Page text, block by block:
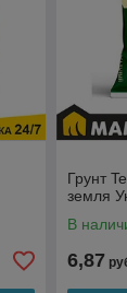
Грунт
земля
В
6,87